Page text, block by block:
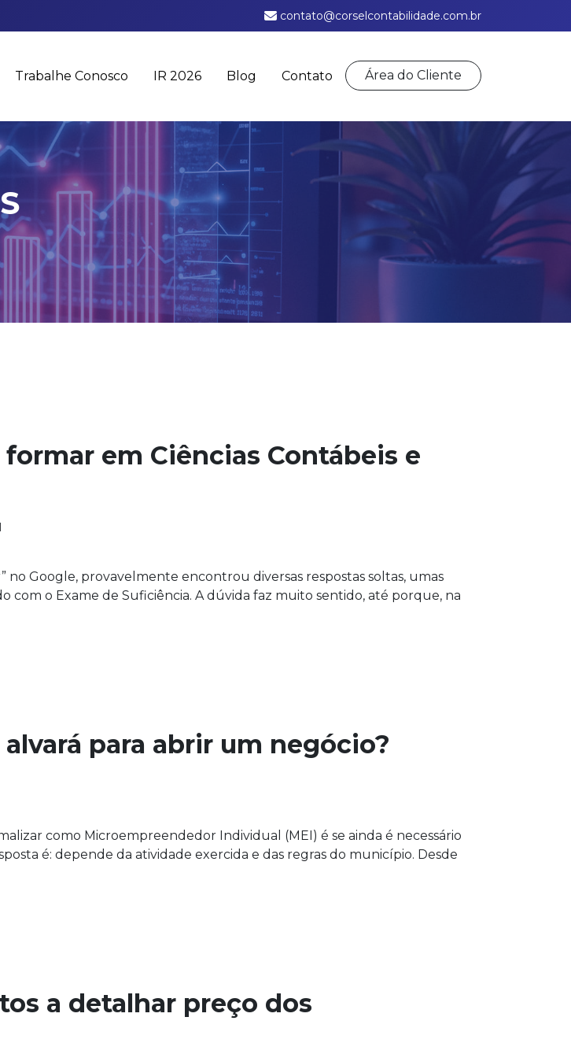
contato@corselcontabilidade.com.br
Trabalhe Conosco IR 2026 Blog Contato Área do Cliente
em Ciências Contábeis e
Google, provavelmente encontrou diversas respostas soltas, umas
o Exame de Suficiência. A dúvida faz muito sentido, até porque, na
para abrir um negócio?
como Microempreendedor Individual (MEI) é se ainda é necessário
é: depende da atividade exercida e das regras do município. Desde
a detalhar preço dos